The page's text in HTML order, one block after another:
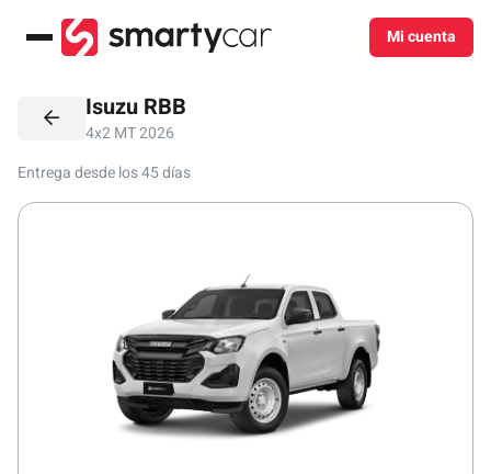
Menú Mi cuenta
Isuzu RBB
4x2 MT 2026
Entrega desde los 45 días